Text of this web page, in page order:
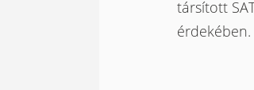
társított
érdekében.